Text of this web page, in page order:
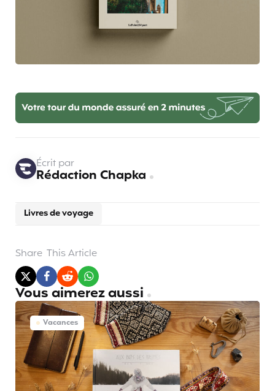
Livres de voyage
Écrit par
Rédaction Chapka
Share This Article
Vous aimerez aussi
Vacances